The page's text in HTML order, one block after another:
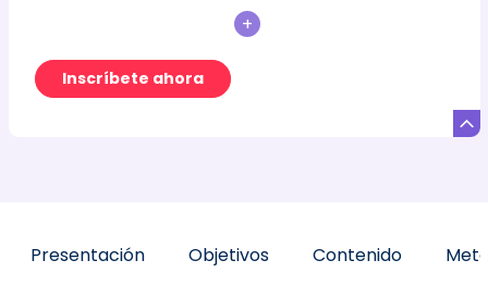
+
Inscríbete ahora
Presentación Objetivos Contenido